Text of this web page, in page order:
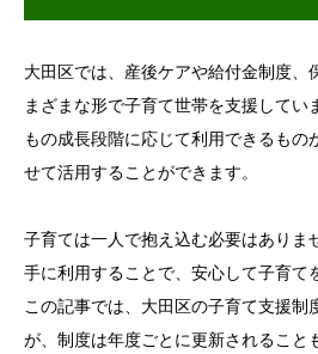
大田区では、産後ケアや給付金制度、
まざまな形で子育て世帯を支援してい
もの成長段階に応じて利用できるもの
せて活用することができます。
子育ては一人で抱え込む必要はありま
手に利用することで、安心して子育て
この記事では、大田区の子育て支援制
が、制度は年度ごとに更新されること